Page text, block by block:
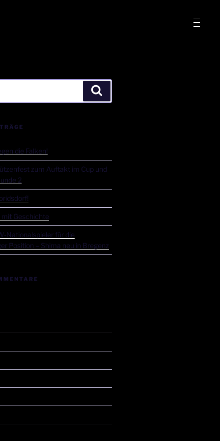
die Falken!
zum Auftakt im Cup und
2
Geschichte
Nationalspieler für die
Position – Shima neu in Bregenz